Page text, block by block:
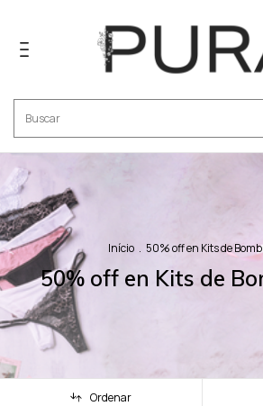
Início . 50% off en Kits de
50% off en Kits de
Ordenar